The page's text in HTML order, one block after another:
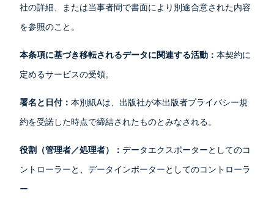
社の詳細、または当事者間で書面により別途合意された内容
を参照のこと。
本条項に基づき移転されるデータに関連する活動： 本契約に
定めるサービスの受領。
署名と日付： 本別紙Aは、出版社が本出版者プライバシー規
約を受諾した時点で締結されたものとみなされる。
役割（管理者／処理者）： データエクスポーターとしてのコ
ントローラーと、データインポーターとしてのコントローラ
ー